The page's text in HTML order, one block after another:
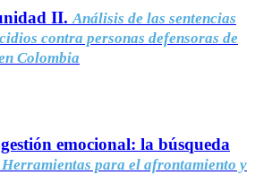
II. Análisis de las sentencias
contra personas defensoras de
Colombia
emocional: la búsqueda
Herramientas para el afrontamiento y